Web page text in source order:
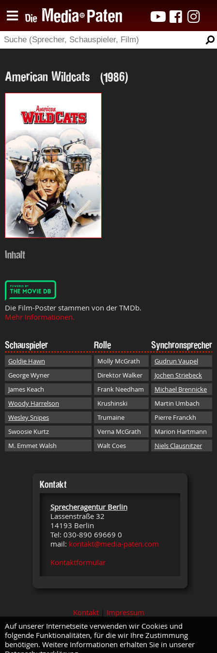
American Wildcats (1986)
Inhalt
Die Film-Poster stammen von der TMDb.
Mehr Informationen.
Schauspieler Rolle Synchronsprecher
Goldie Hawn Molly McGrath
Gudrun Vaupel
George Wyner
Direktor Walker
Jochen Striebeck
James Keach
Frank Needham
Michael Brennicke
Woody Harrelson
Krushinski
Martin Umbach
Wesley Snipes
Trumaine
Pierre Franckh
Swoosie Kurtz
Verna McGrath
Marion Hartmann
M. Emmet Walsh
Walt Coes Niels Clausnitzer
Kontakt
Sprecheragentur Berlin
Lassenstraße 32
14193 Berlin
Tel: 030-890 69669 0
mail: kontakt@media-paten.com
Kontaktformular
Kontakt| Impressum
Auf unserer Internetseite verwenden wir Cookies und
folgende Funktionalitäten, für die wir Ihre Zustimmung
benötigen. Weitere Informationen erhalten Sie in unserer